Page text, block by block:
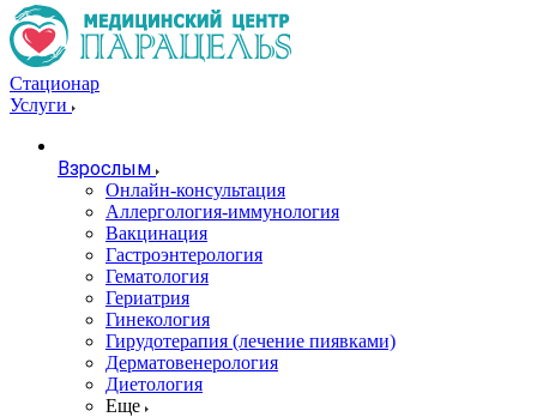
Стационар
Услуги
Взрослым
Онлайн-консультация
Аллергология-иммунология
Вакцинация
Гастроэнтерология
Гематология
Гериатрия
Гинекология
Гирудотерапия (лечение пиявками)
Дерматовенерология
Диетология
Еще